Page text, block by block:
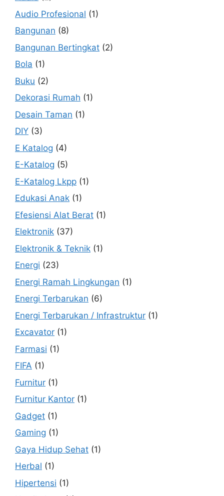
Audio Profesional (1)
Bangunan (8)
Bangunan Bertingkat (2)
Bola (1)
Buku (2)
Dekorasi Rumah (1)
Desain Taman (1)
DIY (3)
E Katalog (4)
E-Katalog (5)
E-Katalog Lkpp (1)
Edukasi Anak (1)
Efesiensi Alat Berat (1)
Elektronik (37)
Elektronik & Teknik (1)
Energi (23)
Energi Ramah Lingkungan (1)
Energi Terbarukan (6)
Energi Terbarukan / Infrastruktur (1)
Excavator (1)
Farmasi (1)
FIFA (1)
Furnitur (1)
Furnitur Kantor (1)
Gadget (1)
Gaming (1)
Gaya Hidup Sehat (1)
Herbal (1)
Hipertensi (1)